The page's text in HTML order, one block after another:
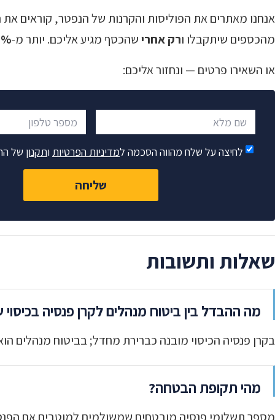
אנחנו מאתרים את הפוליסות והקרנות של הנפטר, קוראים
מהכספים שיתקבלו ורק אחרישהכסף מגיע אליכם. יותר מ-
או השאירו פרטים — ונחזור אליכם:
שם מלא מספר טלפון
לחיצה על שלח מהווה הסכמה למדיניות הפרטיות ותקנון של
שליחה
שאלות ותשובות
מה ההבדל בין ביטוח מנהלים לקרן פנסיה בכיסוי
בקרן פנסיה הכיסוי מובנה כברירת מחדל; בביטוח מנהלים הוא
מהי תקופת הבטחה?